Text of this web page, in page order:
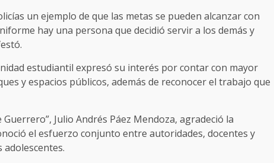
un ejemplo de que las metas se pueden alcanzar con
hay una persona que decidió servir a los demás y
estudiantil expresó su interés por contar con mayor
y espacios públicos, además de reconocer el trabajo que
Julio Andrés Páez Mendoza, agradeció la
el esfuerzo conjunto entre autoridades, docentes y